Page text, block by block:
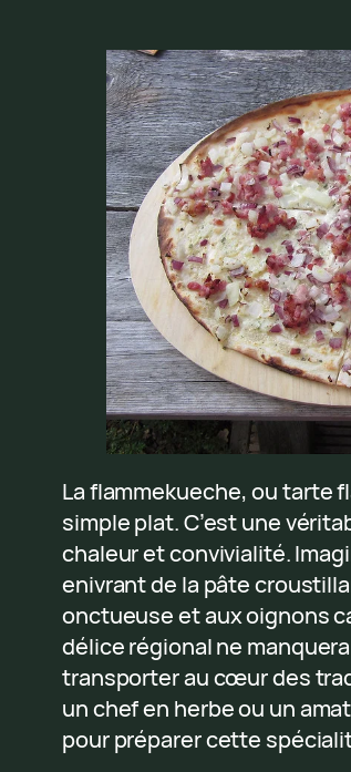
La flammekueche, ou tarte
simple plat. C’est une
chaleur et convivialité.
enivrant de la pâte
onctueuse et aux oignons
délice régional ne
transporter au cœur des
un chef en herbe ou un
pour préparer cette